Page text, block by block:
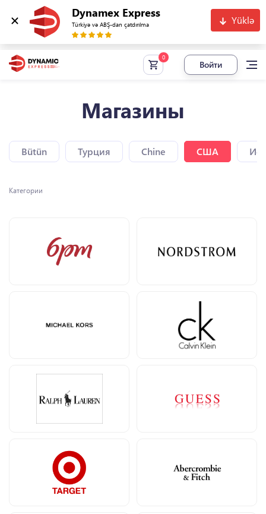
Dynamex Express
Türkiyə və ABŞ-dan çatdırılma Yüklə
Войти
Магазины
Bütün Турция Chine США
Категории